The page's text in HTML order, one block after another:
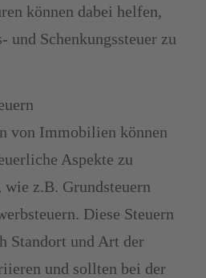
können dabei helfen,
und Schenkungssteuer zu
von Immobilien können
Aspekte zu
wie z.B. Grundsteuern
Diese Steuern
Standort und Art der
und sollten bei der